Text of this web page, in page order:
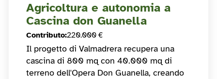
Agricoltura e autonomia a
Cascina don Guanella
Contributo:220.000 €
Il progetto di Valmadrera recupera una
cascina di 800 mq con 40.000 mq di
terreno dell'Opera Don Guanella, creando